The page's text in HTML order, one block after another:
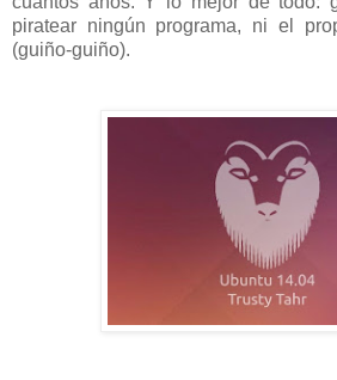
piratear ningún programa, ni el
(guiño-guiño).